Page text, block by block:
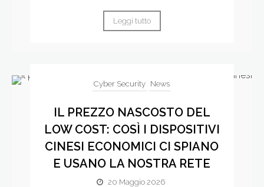
Leggi tutto
Cyber Security News
IL PREZZO NASCOSTO DEL
LOW COST: COSÌ I DISPOSITIVI
CINESI ECONOMICI CI SPIANO
E USANO LA NOSTRA RETE
20 Maggio 2026